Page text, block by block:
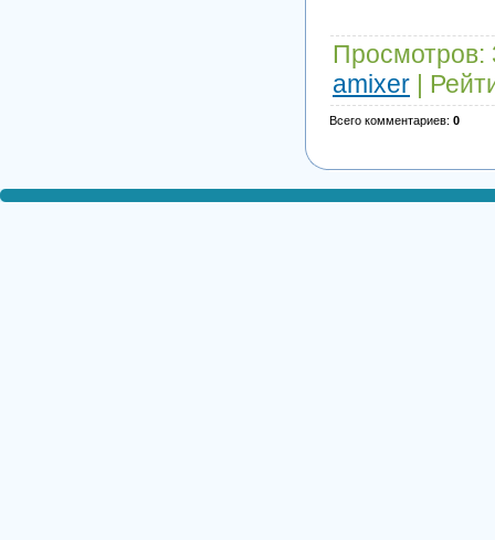
Просмотров:
amixer |
Всего комментариев: 0